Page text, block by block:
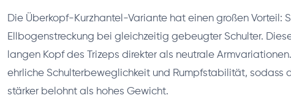
Die Überkopf-Kurzhantel-Variante hat einen großen Vorteil:
Ellbogenstreckung bei gleichzeitig gebeugter Schulter.
langen Kopf des Trizeps direkter als neutrale
ehrliche Schulterbeweglichkeit und Rumpfstabilität, sodass
stärker belohnt als hohes Gewicht.